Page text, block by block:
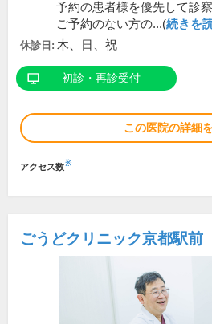
予約の患者様を優先して診察
ご予約のない方の...(続きを
休診日: 木、日、祝
初診・再診受付
この医院の詳細
アクセス数※
ごうどクリニック京都駅前